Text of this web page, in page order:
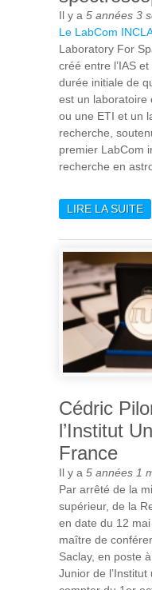
Il y a 5 années 3
Le LabCom
Laboratory For
créé entre l’IAS et
durée initiale de
est un laboratoire
ou une ETI et un
recherche,
premier LabCom
recherche en
LIRE LA SUITE
Cédric
l’Institut
France
Il y a 5 années 1
Par arrêté de la
supérieur, de la
en date du 12
maître de
Saclay, en poste
Junior de